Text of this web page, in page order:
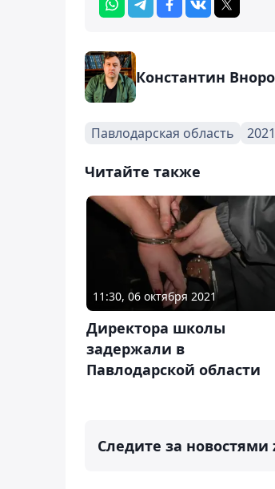
Константин
Павлодарская область
Читайте также
11:30, 06 октября 2021
Директора школы
задержали в
Павлодарской области
Следите за новостями